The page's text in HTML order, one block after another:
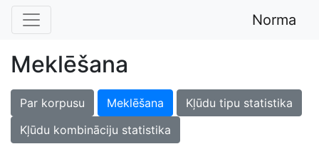
Norma
Meklēšana
Par korpusu Meklēšana
Kļūdu tipu statistika
Kļūdu kombināciju statistika